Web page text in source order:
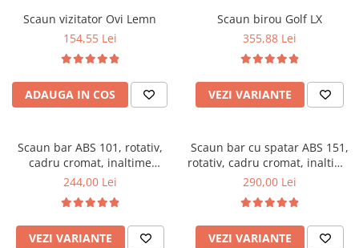
Pantofare
Seturi mobilier hol
Stender haine
Suport pentru umerase
Etajere
Mobilier gradinita
Mese gradinita
Scaune gradinita
Set mese si scaune gradinita
Mobilier copii
Scaun vizitator Ovi Lemn
154,55 Lei
ADAUGA IN COS
Scaun birou Golf LX
355,88 Lei
VEZI VARIANTE
Scaun bar ABS 101, rotativ,
cadru cromat, inaltime
ajustabila, suport picioare,
244,00 Lei
VEZI VARIANTE
Scaun bar cu spatar ABS 151,
rotativ, cadru cromat, inaltime
reglabila, suport picioare, 100
290,00 Lei
VEZI VARIANTE